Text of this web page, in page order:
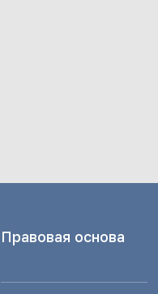
Правовая основа